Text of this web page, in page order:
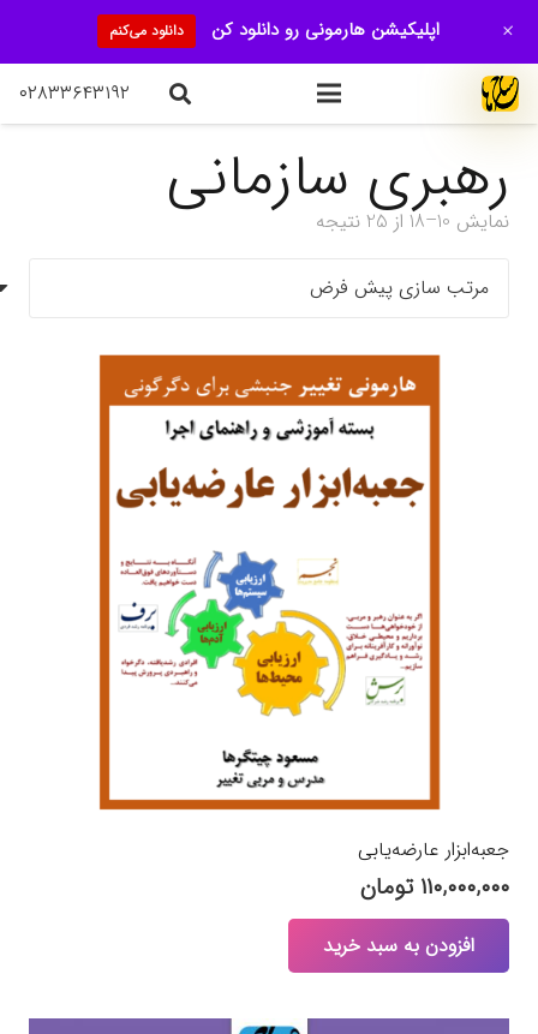
۰۲۸۳۳۶۴۳۱۹۲
رهبری سازمانی
نمایش 10–18 از 25 نتیجه
جعبه‌ابزار عارضه‌یابی
۱۱۰,۰۰۰,۰۰۰ تومان
افزودن به سبد خرید
اپلیکیشن هارمونی رو دانلود کن دانلود می‌کنم +